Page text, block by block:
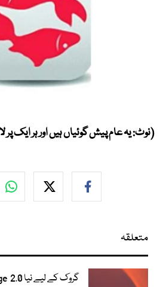
(نوٹ: یہ عام پیش گوئیاں ہیں اور ہر ایک
متعلقہ